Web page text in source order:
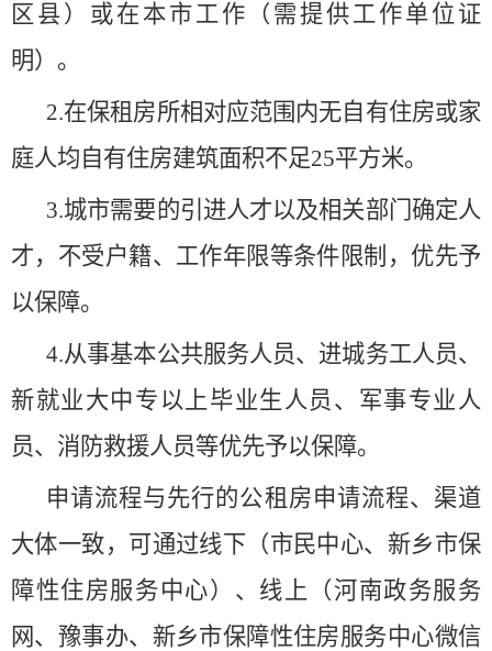
区县）或在本市工作（需提供工作单位证
明）。
2.在保租房所相对应范围内无自有住房或家
庭人均自有住房建筑面积不足25平方米。
3.城市需要的引进人才以及相关部门确定人
才，不受户籍、工作年限等条件限制，优先予
以保障。
4.从事基本公共服务人员、进城务工人员、
新就业大中专以上毕业生人员、军事专业人
员、消防救援人员等优先予以保障。
申请流程与先行的公租房申请流程、渠道
大体一致，可通过线下（市民中心、新乡市保
障性住房服务中心）、线上（河南政务服务
网、豫事办、新乡市保障性住房服务中心微信